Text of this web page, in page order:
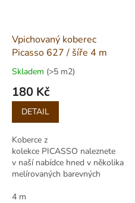
Vpichovaný koberec
Picasso 627 / šíře 4 m
Skladem (>5 m2)
180 Kč
Měrná
cena:
DETAIL
Koberce z
kolekce PICASSO naleznete
v naší nabídce hned v několika
melírovaných barevných
tvořen polypropylenovým...
4 m